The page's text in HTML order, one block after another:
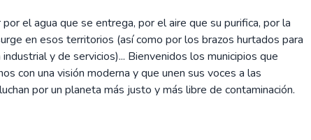
el agua que se entrega, por el aire que su purifica, por la
en esos territorios (así como por los brazos hurtados para
y de servicios)... Bienvenidos los municipios que
con una visión moderna y que unen sus voces a las
por un planeta más justo y más libre de contaminación.